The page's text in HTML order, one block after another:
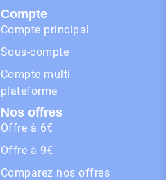
Compte
Compte principal
Sous-compte
Compte multi-
plateforme
Nos offres
Offre à 6€
Offre à 9€
Comparez nos offres